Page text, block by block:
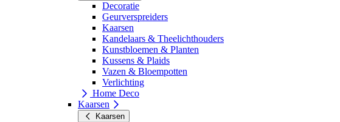
Decoratie
Geurverspreiders
Kaarsen
Kandelaars & Theelichthouders
Kunstbloemen & Planten
Kussens & Plaids
Vazen & Bloempotten
Verlichting
Home Deco
Kaarsen
Kaarsen